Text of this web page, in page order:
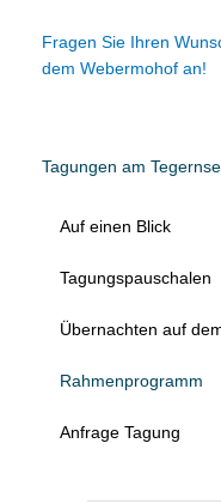
Tagungen am
Auf einen Blick
Tagungspauschalen
Übernachten auf
Rahmenprogramm
Anfrage Tagung
Fragen Sie Ihren
dem Webermohof an!